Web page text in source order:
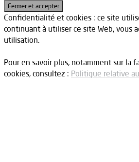
Confidentialité et cookies : ce site
continuant à utiliser ce site Web, vous
utilisation.
Pour en savoir plus, notamment sur la
cookies, consultez : Politique relative